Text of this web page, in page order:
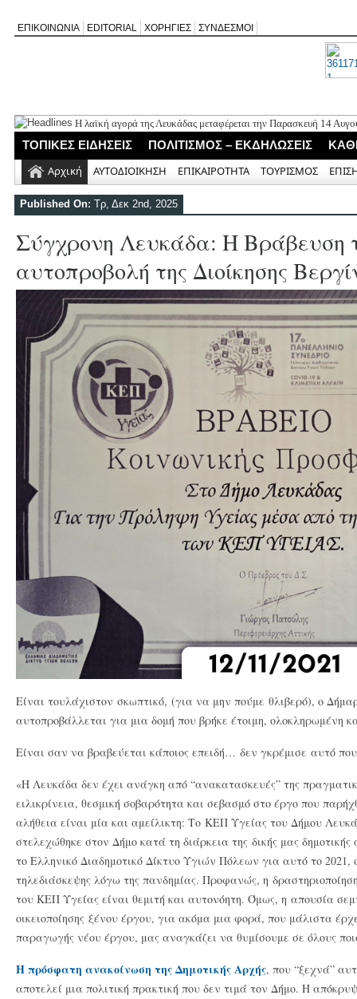
ΕΠΙΚΟΙΝΩΝΙΑ EDITORIAL ΧΟΡΗΓΙΕΣ ΣΥΝΔΕΣΜΟΙ
Η λαϊκή αγορά της Λευκάδας μεταφέρεται την Παρασκευή 14
Εορτασμός της Μεταμόρφωσης στο Μεγανήσι Λευκάδας
Ο Δήμος Λευκάδας προμηθεύεται 40 αντίτυπα του λευκώματος
Τρεις θεματικές ομιλίες στον Ιερό Ναό Μεταμορφώσεως του
Οι μέρες και ώρες λειτουργίας του Περιφερειακού Ιατρείου
ΤΟΠΙΚΕΣ ΕΙΔΗΣΕΙΣ ΠΟΛΙΤΙΣΜΟΣ – ΕΚΔΗΛΩΣΕΙΣ
Αρχική ΑΥΤΟΔΙΟΙΚΗΣΗ ΕΠΙΚΑΙΡΟΤΗΤΑ ΤΟΥΡΙΣΜΟΣ
Published On: Τρ, Δεκ 2nd, 2025
Σύγχρονη Λευκάδα: Η Βράβευση
αυτοπροβολή της Διοίκησης
​Είναι τουλάχιστον σκωπτικό, (για να μην πούμε θλιβερό), ο
αυτοπροβάλλεται για μια δομή που βρήκε έτοιμη, ολοκληρωμένη
Είναι σαν να βραβεύεται κάποιος επειδή… δεν γκρέμισε αυτό
«Η Λευκάδα δεν έχει ανάγκη από “ανακατασκευές” της
ειλικρίνεια, θεσμική σοβαρότητα και σεβασμό στο έργο που
αλήθεια είναι μία και αμείλικτη: Το ΚΕΠ Υγείας του Δήμου
στελεχώθηκε στον Δήμο κατά τη διάρκεια της δικής μας
το Ελληνικό Διαδημοτικό Δίκτυο Υγιών Πόλεων για αυτό το 2021,
τηλεδιάσκεψης λόγω της πανδημίας. Προφανώς, η
του ΚΕΠ Υγείας είναι θεμιτή και αυτονόητη. Όμως, η απουσία
οικειοποίησης ξένου έργου, για ακόμα μια φορά, που μάλιστα
παραγωγής νέου έργου, μας αναγκάζει να θυμίσουμε σε όλους
Η πρόσφατη ανακοίνωση της Δημοτικής Αρχής, που “ξεχνά”
αποτελεί μια πολιτική πρακτική που δεν τιμά τον Δήμο. Η